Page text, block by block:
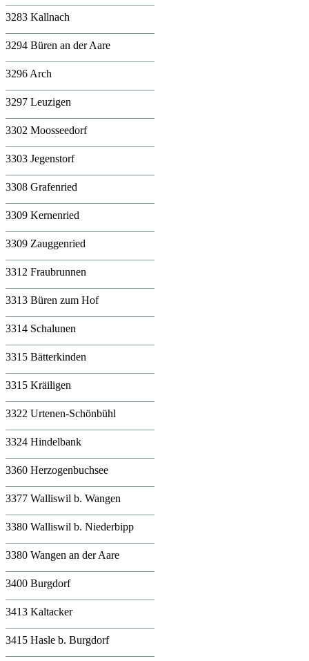
3283 Kallnach
3294 Büren an der Aare
3296 Arch
3297 Leuzigen
3302 Moosseedorf
3303 Jegenstorf
3308 Grafenried
3309 Kernenried
3309 Zauggenried
3312 Fraubrunnen
3313 Büren zum Hof
3314 Schalunen
3315 Bätterkinden
3315 Kräiligen
3322 Urtenen-Schönbühl
3324 Hindelbank
3360 Herzogenbuchsee
3377 Walliswil b. Wangen
3380 Walliswil b. Niederbipp
3380 Wangen an der Aare
3400 Burgdorf
3413 Kaltacker
3415 Hasle b. Burgdorf